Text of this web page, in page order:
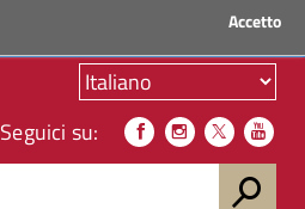
Accetto
Seguici su: